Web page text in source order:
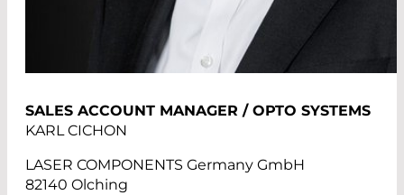
SALES ACCOUNT MANAGER / OPTO SYSTEMS
KARL CICHON
LASER COMPONENTS Germany GmbH
82140 Olching